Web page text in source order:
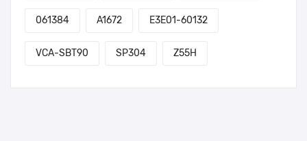
061384 A1672 E3E01-60132
VCA-SBT90 SP304 Z55H